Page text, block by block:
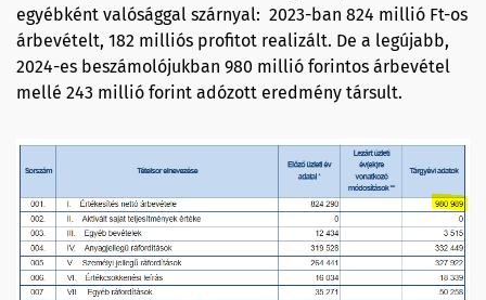
egyébként valósággal szárnyal: 2023-ban 824 millió Ft-os
árbevételt, 182 milliós profitot realizált. De a legújabb,
2024-es beszámolójukban 980 millió forintos árbevétel
mellé 243 millió forint adózott eredmény társult.